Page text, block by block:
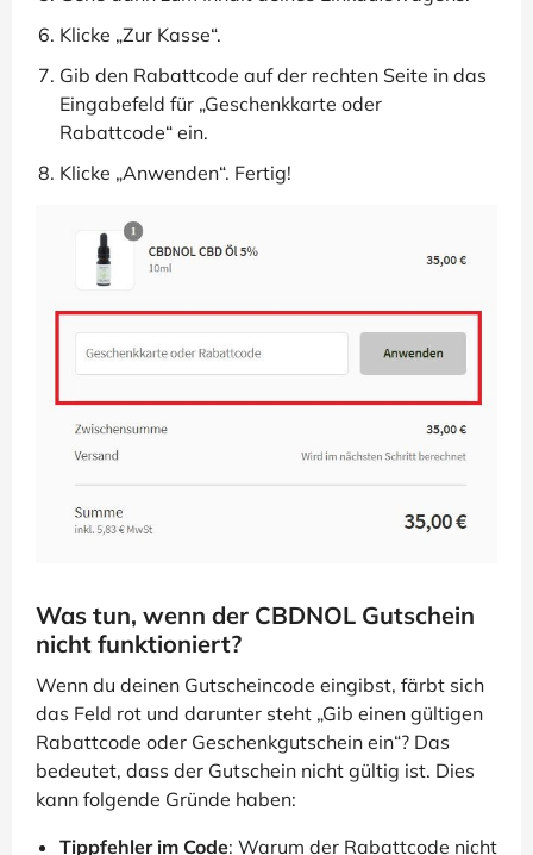
Klicke „Zur Kasse“.
Gib den Rabattcode auf der rechten Seite in das
Eingabefeld für „Geschenkkarte oder
Rabattcode“ ein.
Klicke „Anwenden“. Fertig!
Was tun, wenn der CBDNOL Gutschein
nicht funktioniert?
Wenn du deinen Gutscheincode eingibst, färbt sich
das Feld rot und darunter steht „Gib einen gültigen
Rabattcode oder Geschenkgutschein ein“? Das
bedeutet, dass der Gutschein nicht gültig ist. Dies
kann folgende Gründe haben:
Tippfehler im Code: Warum der Rabattcode nicht